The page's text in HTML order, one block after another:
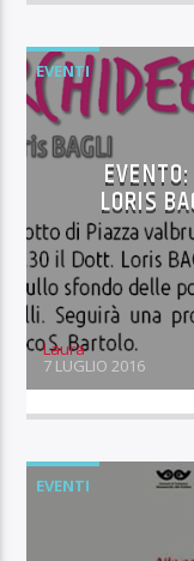
EVENTI
LORIS
Laura
7 LUGLIO 2016
EVENTI